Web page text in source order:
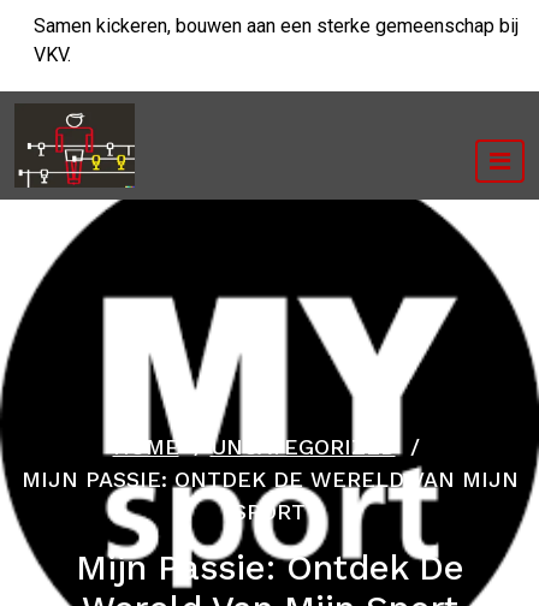
naar
inhoud
Samen kickeren, bouwen aan een sterke gemeenschap bij
VKV.
HOME UNCATEGORIZED
/
MIJN PASSIE: ONTDEK DE WERELD VAN MIJN
SPORT
Mijn Passie: Ontdek De